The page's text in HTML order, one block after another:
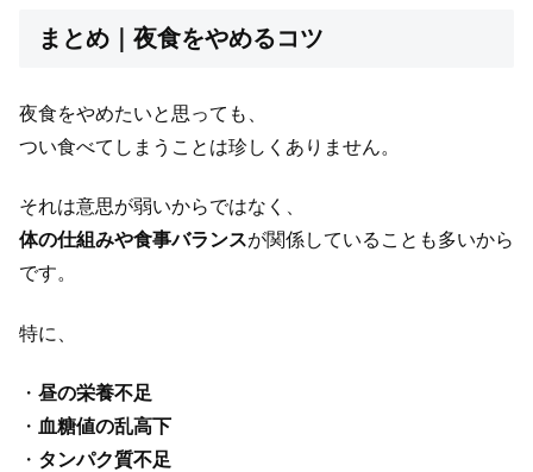
まとめ｜夜食をやめるコツ
夜食をやめたいと思っても、
つい食べてしまうことは珍しくありません。
それは意思が弱いからではなく、
体の仕組みや食事バランスが関係していることも多いから
です。
特に、
・ 昼の栄養不足
・ 血糖値の乱高下
・ タンパク質不足